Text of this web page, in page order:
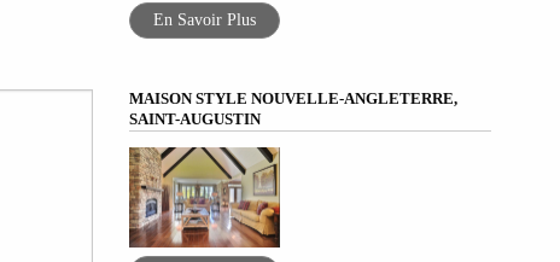
En Savoir Plus
MAISON STYLE NOUVELLE-ANGLETERRE,
SAINT-AUGUSTIN